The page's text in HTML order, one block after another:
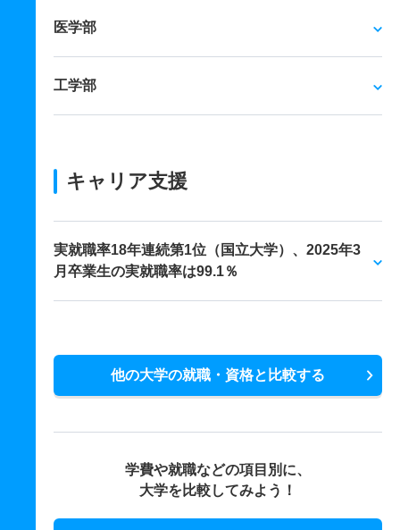
医学部
工学部
キャリア支援
実就職率18年連続第1位（国立大学）、2025年3
月卒業生の実就職率は99.1％
他の大学の就職・資格と比較する
学費や就職などの項目別に、
大学を比較してみよう！